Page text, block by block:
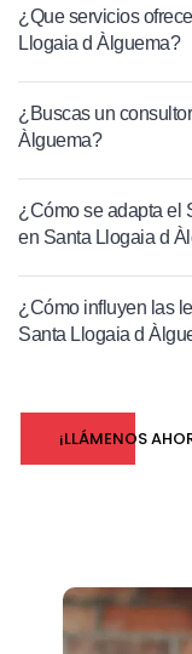
¿Que servicios
Llogaia d Àlguema?
¿Buscas un
Àlguema?
¿Cómo se adapta el
en Santa Llogaia d
¿Cómo influyen las
Santa Llogaia d
¡LLÁMENOS